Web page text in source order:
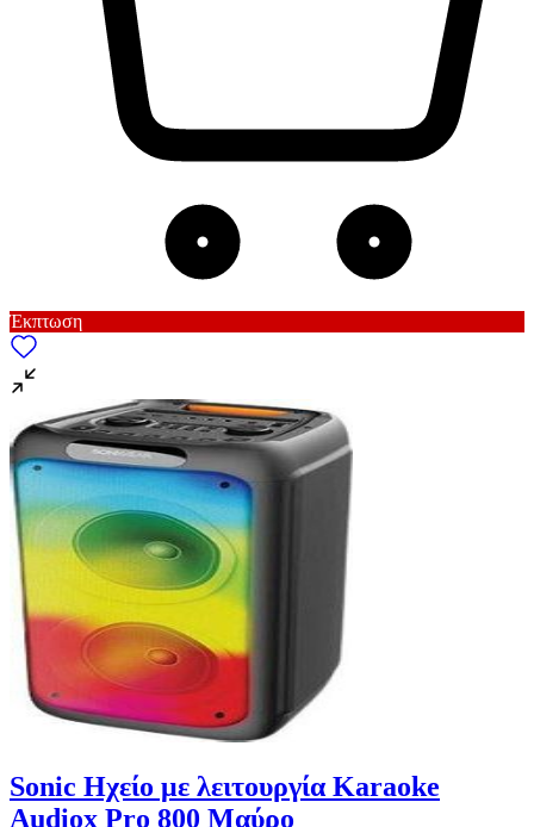
Έκπτωση
Sonic Ηχείο με λειτουργία Karaoke
Audiox Pro 800 Μαύρο